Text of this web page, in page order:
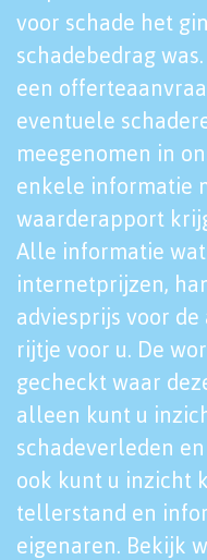
voor schade het
schadebedrag
een
eventuele
meegenomen in
enkele informatie
waarderapport
Alle informatie
internetprijzen,
adviesprijs voor
rijtje voor u. De
gecheckt waar
alleen kunt u
schadeverleden
ook kunt u inzicht
tellerstand en
eigenaren. Bekijk